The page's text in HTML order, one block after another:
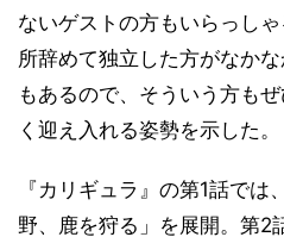
ないゲストの方もいらっし
所辞めて独立した方がなか
もあるので、そういう方も
く迎え入れる姿勢を示した。
『カリギュラ』の第1話で
野、鹿を狩る」を展開。第2